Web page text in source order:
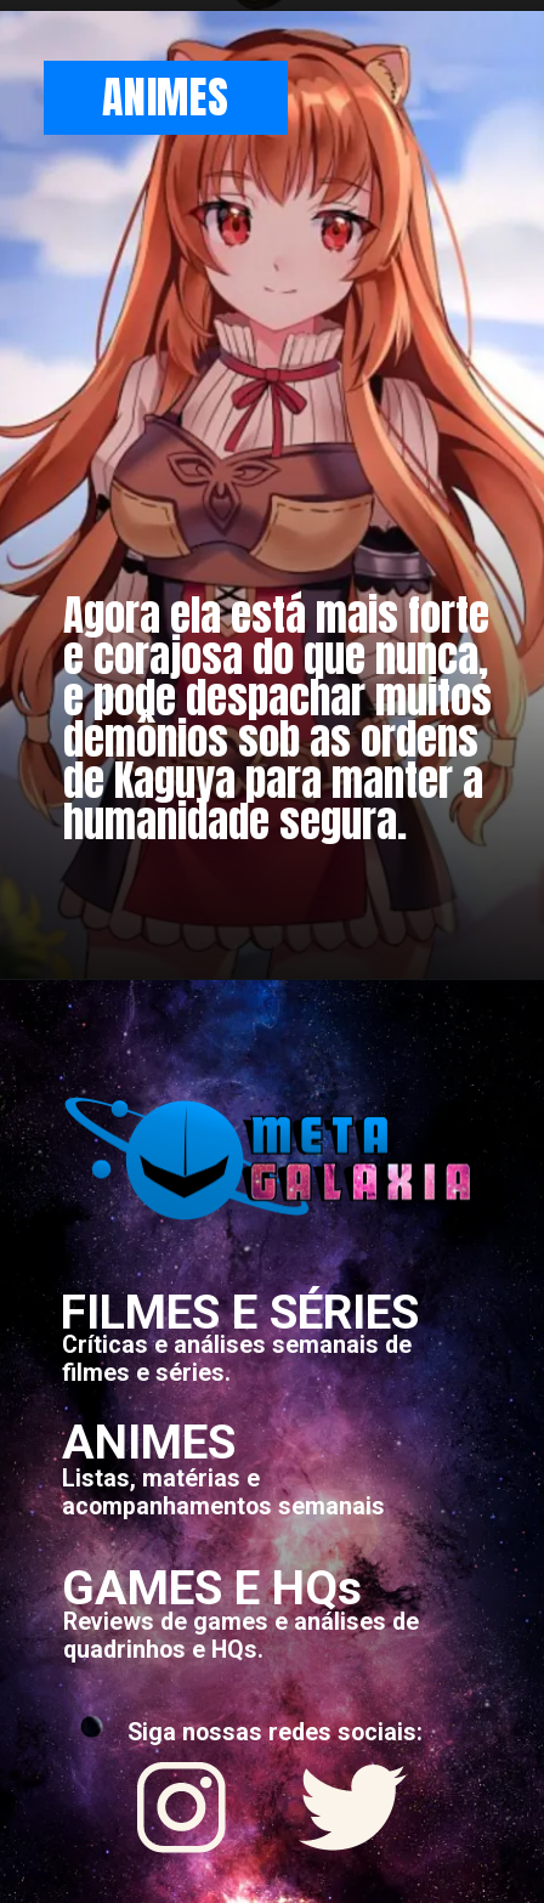
Agora ela está mais forte
e corajosa do que nunca,
e pode despachar muitos
demônios sob as ordens
de Kaguya para manter a
humanidade segura.
ANIMES
FILMES E SÉRIES
Críticas e análises semanais de
filmes e séries.
ANIMES
Listas, matérias e
acompanhamentos semanais
GAMES E HQs
Reviews de games e análises de
quadrinhos e HQs.
Siga nossas redes sociais: